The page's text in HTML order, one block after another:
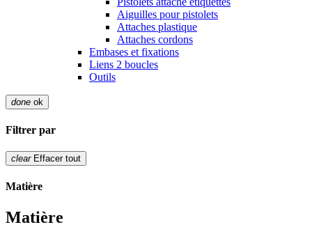
Aiguilles pour pistolets
Attaches plastique
Attaches cordons
Embases et fixations
Liens 2 boucles
Outils
done ok
Filtrer par
clear Effacer tout
Matière
Matière